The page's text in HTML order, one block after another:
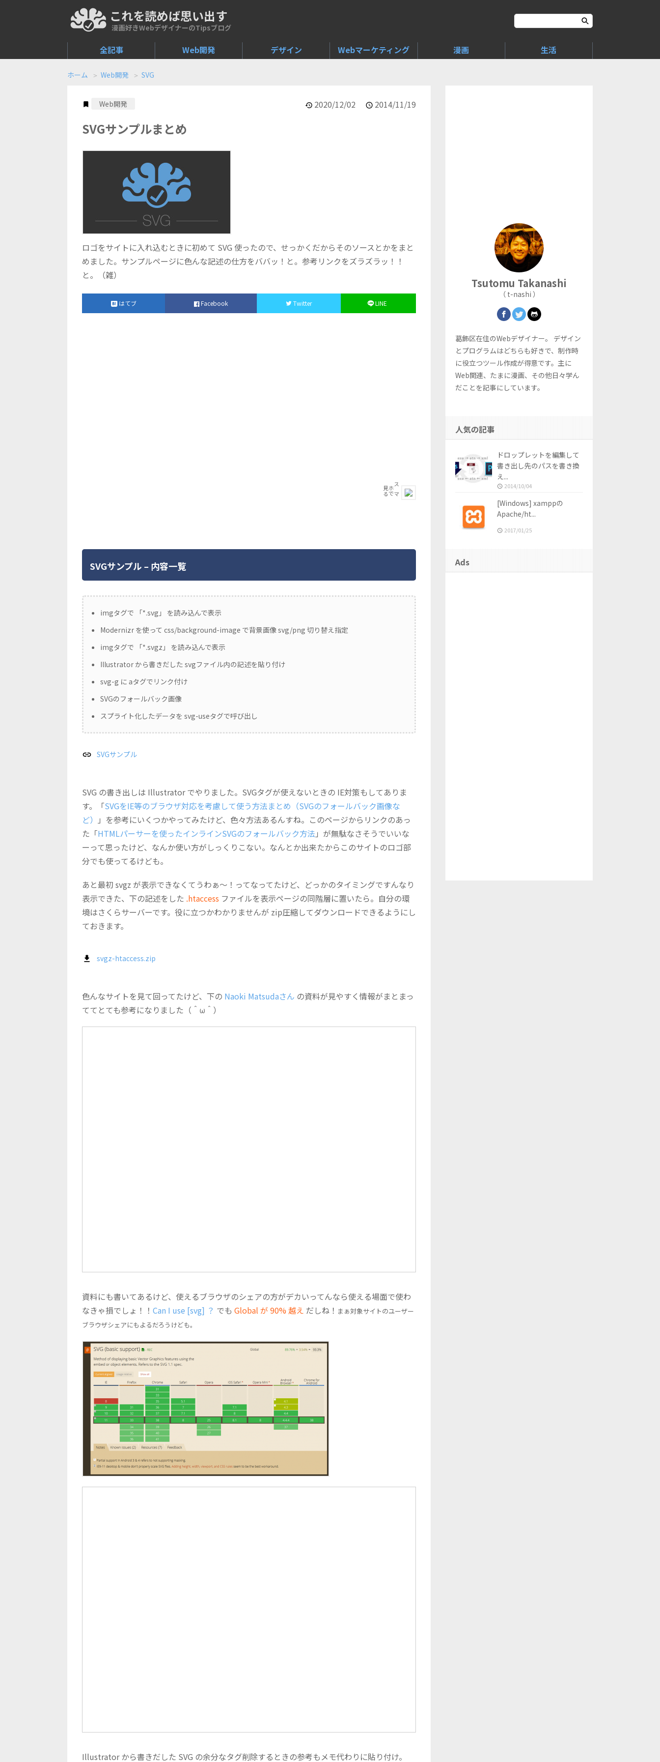
koreyome.com
これを読めば思い出す
漫画好きWebデザイナーのTipsブログ
全記事 Web開発 デザイン Webマーケティング 漫画 生活
ホーム Web開発 SVG
Web開発 2020/12/02 2014/11/19
SVGサンプルまとめ
ロゴをサイトに入れ込むときに初めて SVG 使ったので、せっかくだからそのソースとかをまと
めました。サンプルページに色んな記述の仕方をババッ！と。参考リンクをズラズラッ！！
と。（雑）
はてブ Facebook Twitter LINE
ス
マ
ホ
で
見
る
SVGサンプル – 内容一覧
imgタグで 「*.svg」 を読み込んで表示
Modernizr を使って css/background-image で背景画像 svg/png 切り替え指定
imgタグで 「*.svgz」 を読み込んで表示
Illustrator から書きだした svgファイル内の記述を貼り付け
svg-g に aタグでリンク付け
SVGのフォールバック画像
スプライト化したデータを svg-useタグで呼び出し
SVGサンプル
SVG の書き出しは Illustrator でやりました。SVGタグが使えないときの IE対策もしてありま
す。「SVGをIE等のブラウザ対応を考慮して使う方法まとめ（SVGのフォールバック画像な
ど）
」を参考にいくつかやってみたけど、色々方法あるんすね。このページからリンクのあっ
た「HTMLパーサーを使ったインラインSVGのフォールバック方法 」が無駄なさそうでいいな
ーって思ったけど、なんか使い方がしっくりこない。なんとか出来たからこのサイトのロゴ部
分でも使ってるけども。
あと最初 svgz が表示できなくてうわぁ～！ってなってたけど、どっかのタイミングですんなり
表示できた、下の記述をした .htaccess ファイルを表示ページの同階層に置いたら。自分の環
境はさくらサーバーです。役に立つかわかりませんが zip圧縮してダウンロードできるようにし
ておきます。
svgz-htaccess.zip
色んなサイトを見て回ってたけど、下の Naoki Matsudaさん の資料が見やすく情報がまとまっ
ててとても参考になりました（＾ω＾）
資料にも書いてあるけど、使えるブラウザのシェアの方がデカいってんなら使える場面で使わ
なきゃ損でしょ！！ Can I use [svg] ？ でも Global が 90% 越え だしね！ まぁ対象サイトのユーザー
ブラウザシェアにもよるだろうけども。
Illustrator から書きだした SVG の余分なタグ削除するときの参考もメモ代わりに貼り付け。
Tsutomu Takanashi
（ t-nashi ）
葛飾区在住のWebデザイナー。 デザイン
とプログラムはどちらも好きで、制作時
に役立つツール作成が得意です。主に
Web関連、たまに漫画、その他日々学ん
だことを記事にしています。
人気の記事
ドロップレットを編集して
書き出し先のパスを書き換
え...
2014/10/04
[Windows] xamppの
Apache/ht...
2017/01/25
Ads